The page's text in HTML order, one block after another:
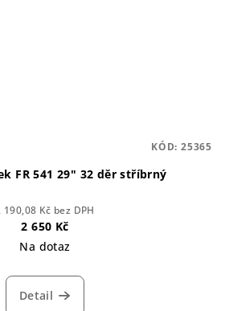
FR 541 29" 32 děr stříbrný
190,08 Kč bez DPH
2 650 Kč
Na dotaz
Detail
KÓD: 25365